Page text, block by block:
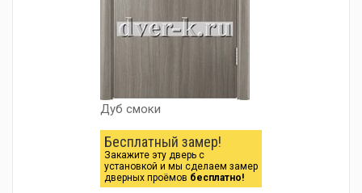
Дуб смоки
Бесплатный замер!
Закажите эту дверь с
установкой и мы сделаем замер
дверных проёмов бесплатно!